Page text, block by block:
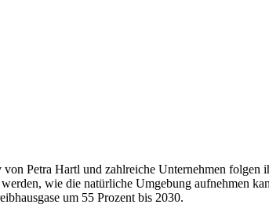
Petra Hartl und zahlreiche Unternehmen folgen
wie die natürliche Umgebung aufnehmen
um 55 Prozent bis 2030.